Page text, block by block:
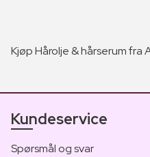
Kjøp Hårolje & hårserum fra
Kundeservice
Spørsmål og svar